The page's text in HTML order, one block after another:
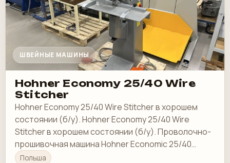
ШВЕЙНЫЕ МАШИНЫ
Hohner Economy 25/40 Wire
Stitcher
Hohner Economy 25/40 Wire Stitcher в хорошем
состоянии (б/у). Hohner Economy 25/40 Wire
Stitcher в хорошем состоянии (б/у). Проволочно-
прошивочная машина Hohner Economic 25/40
Очень хорошее состояние.
Польша